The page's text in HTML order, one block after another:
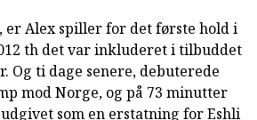
er Alex spiller for det første hold i
th det var inkluderet i tilbuddet
Og ti dage senere, debuterede
mod Norge, og på 73 minutter
som en erstatning for Eshli